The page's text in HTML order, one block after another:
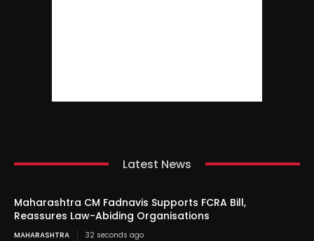
Latest News
Maharashtra CM Fadnavis Supports FCRA Bill,
Reassures Law-Abiding Organisations
MAHARASHTRA 32 seconds ago